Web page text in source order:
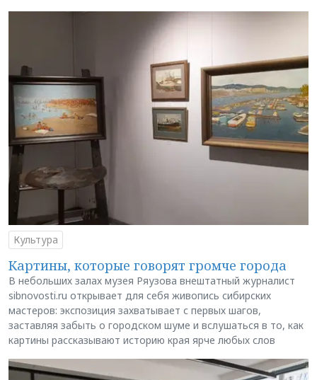
Культура
Картины, которые говорят громче города
В небольших залах музея Ряузова внештатный журналист
sibnovosti.ru открывает для себя живопись сибирских
мастеров: экспозиция захватывает с первых шагов,
заставляя забыть о городском шуме и вслушаться в то, как
картины рассказывают историю края ярче любых слов